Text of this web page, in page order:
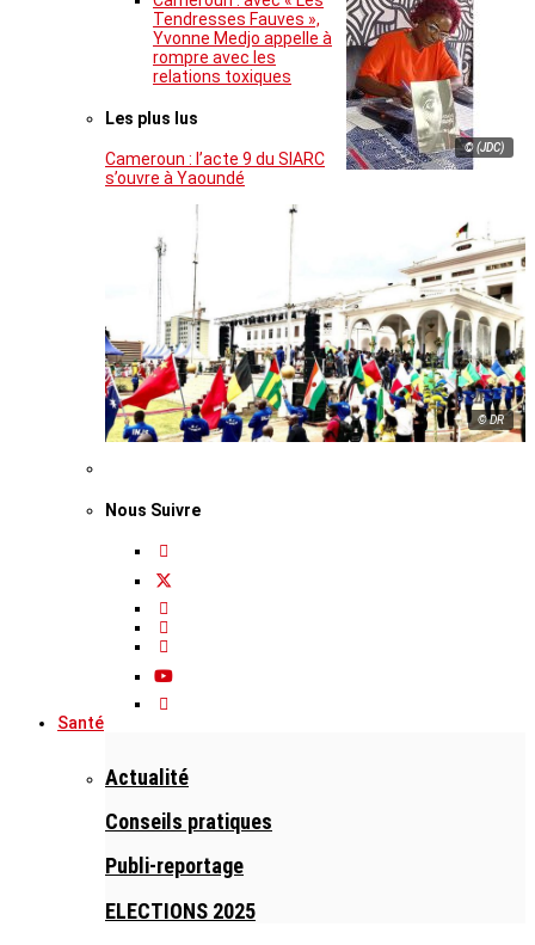
© (JDC)
Tendresses Fauves »,
Yvonne Medjo appelle à
rompre avec les
relations toxiques
Les plus lus
Cameroun : l’acte 9 du SIARC
s’ouvre à Yaoundé
© DR
Nous Suivre
Santé
Actualité
Conseils pratiques
Publi-reportage
ELECTIONS 2025